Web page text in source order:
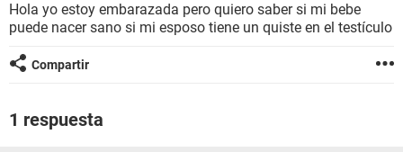
BIENESTAR
SEXUALIDAD
Hola yo estoy embarazada pero quiero saber si mi bebe
puede nacer sano si mi esposo tiene un quiste en el testículo
Compartir
1 respuesta